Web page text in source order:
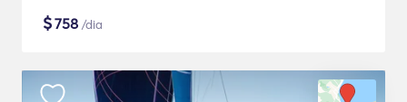
$758 /dia